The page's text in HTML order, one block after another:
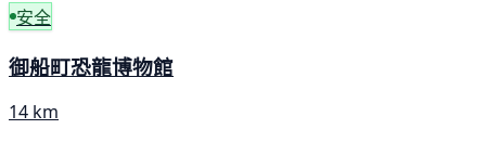
安全
御船町恐龍博物館
14 km